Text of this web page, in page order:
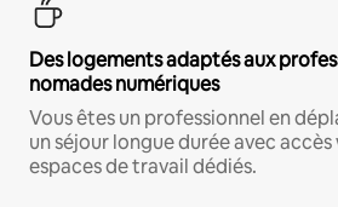
Des logements adaptés aux
nomades numériques
Vous êtes un professionnel en
un séjour longue durée avec
espaces de travail dédiés.